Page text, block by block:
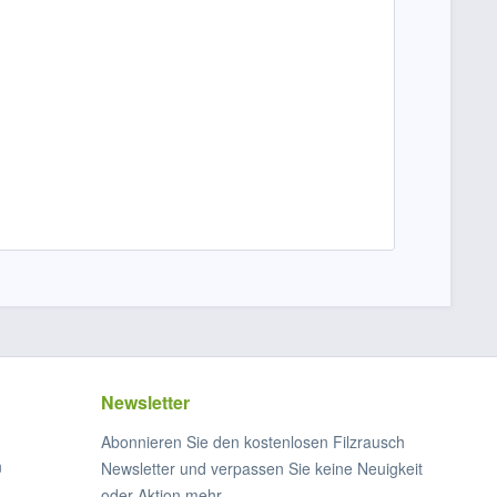
Newsletter
Abonnieren Sie den kostenlosen Filzrausch
Newsletter und verpassen Sie keine Neuigkeit